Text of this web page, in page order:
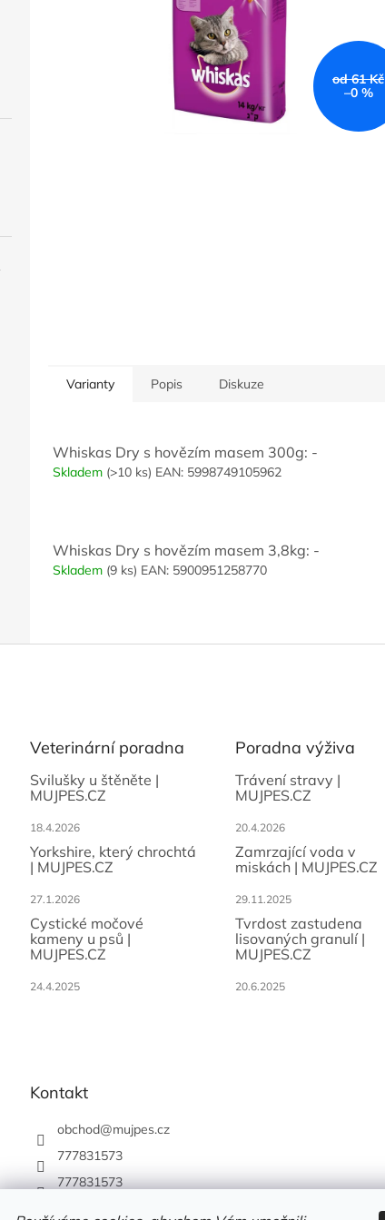
od 61 Kč
–0 %
Varianty Popis Diskuze
Whiskas Dry s hovězím masem 300g: -
Skladem (>10 ks) EAN: 5998749105962
Whiskas Dry s hovězím masem 3,8kg: -
Skladem (9 ks) EAN: 5900951258770
Veterinární poradna
Svilušky u štěněte |
MUJPES.CZ
18.4.2026
Yorkshire, který chrochtá
| MUJPES.CZ
27.1.2026
Cystické močové
kameny u psů |
MUJPES.CZ
24.4.2025
Poradna výživa
Trávení stravy |
MUJPES.CZ
20.4.2026
Zamrzající voda v
miskách | MUJPES.CZ
29.11.2025
Tvrdost zastudena
lisovaných granulí |
MUJPES.CZ
20.6.2025
Kontakt
obchod@mujpes.cz
777831573
777831573